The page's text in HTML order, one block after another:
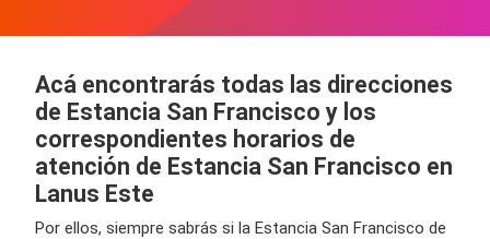
Acá encontrarás todas las direcciones
de Estancia San Francisco y los
correspondientes horarios de
atención de Estancia San Francisco en
Lanus Este
Por ellos, siempre sabrás si la Estancia San Francisco de